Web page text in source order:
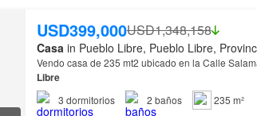
USD399,000USD1,348,158
Casa in Pueblo Libre, Pueblo Libre,
Vendo casa de 235 mt2 ubicado en la Calle
Libre
3 dormitorios 2 baños
235 m²